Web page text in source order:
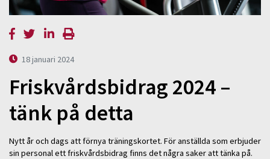
18 januari 2024
Friskvårdsbidrag 2024 –
tänk på detta
Nytt år och dags att förnya träningskortet. För anställda som erbjuder
sin personal ett friskvårdsbidrag finns det några saker att tänka på.